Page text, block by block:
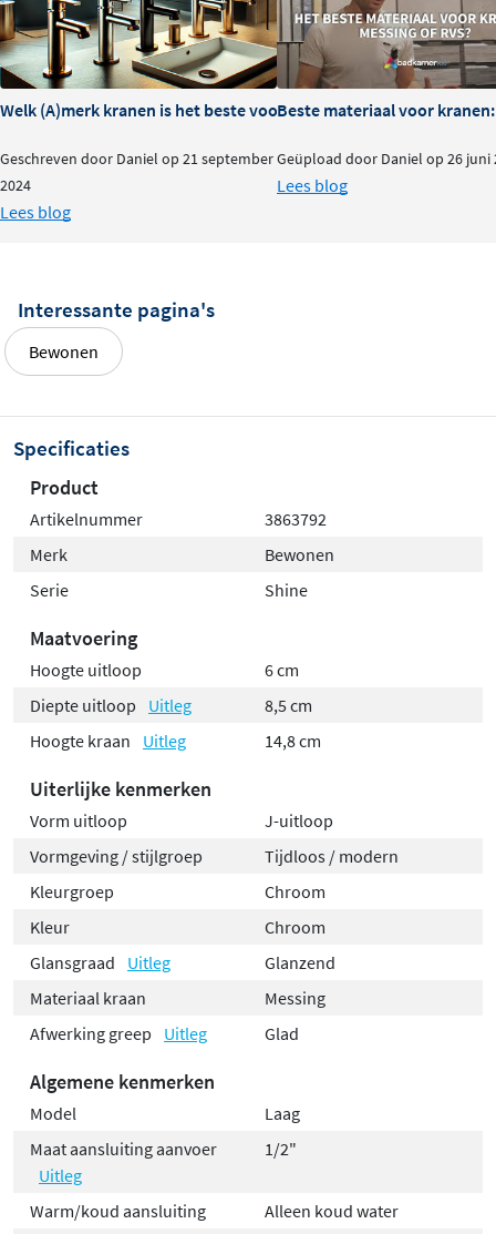
Welk (A)merk kranen is het beste voor je badkamer?
Geschreven door Daniel op 21 september
2024
Lees blog
Beste materiaal voor kranen:
Geüpload door Daniel op 26 juni
Lees blog
Interessante pagina's
Bewonen
Specificaties
Product
Artikelnummer
3863792
Merk
Bewonen
Serie
Shine
Maatvoering
Hoogte uitloop
6 cm
Diepte uitloop
Uitleg
8,5 cm
Hoogte kraan
Uitleg 14,8 cm
Uiterlijke kenmerken
Vorm uitloop
J-uitloop
Vormgeving / stijlgroep
Tijdloos / modern
Kleurgroep
Chroom
Kleur
Chroom
Glansgraad
Uitleg
Glanzend
Materiaal kraan
Messing
Afwerking greep
Uitleg Glad
Algemene kenmerken
Model
Laag
Maat aansluiting aanvoer
Uitleg
1/2"
Warm/koud aansluiting
Alleen koud water